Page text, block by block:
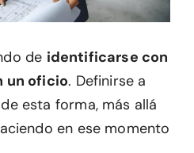
de identificarse con
un oficio. Definirse a
esta forma, más allá
en ese momento